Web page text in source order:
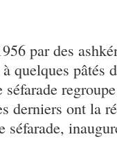
par des
quelques pâtés
derniers ont la